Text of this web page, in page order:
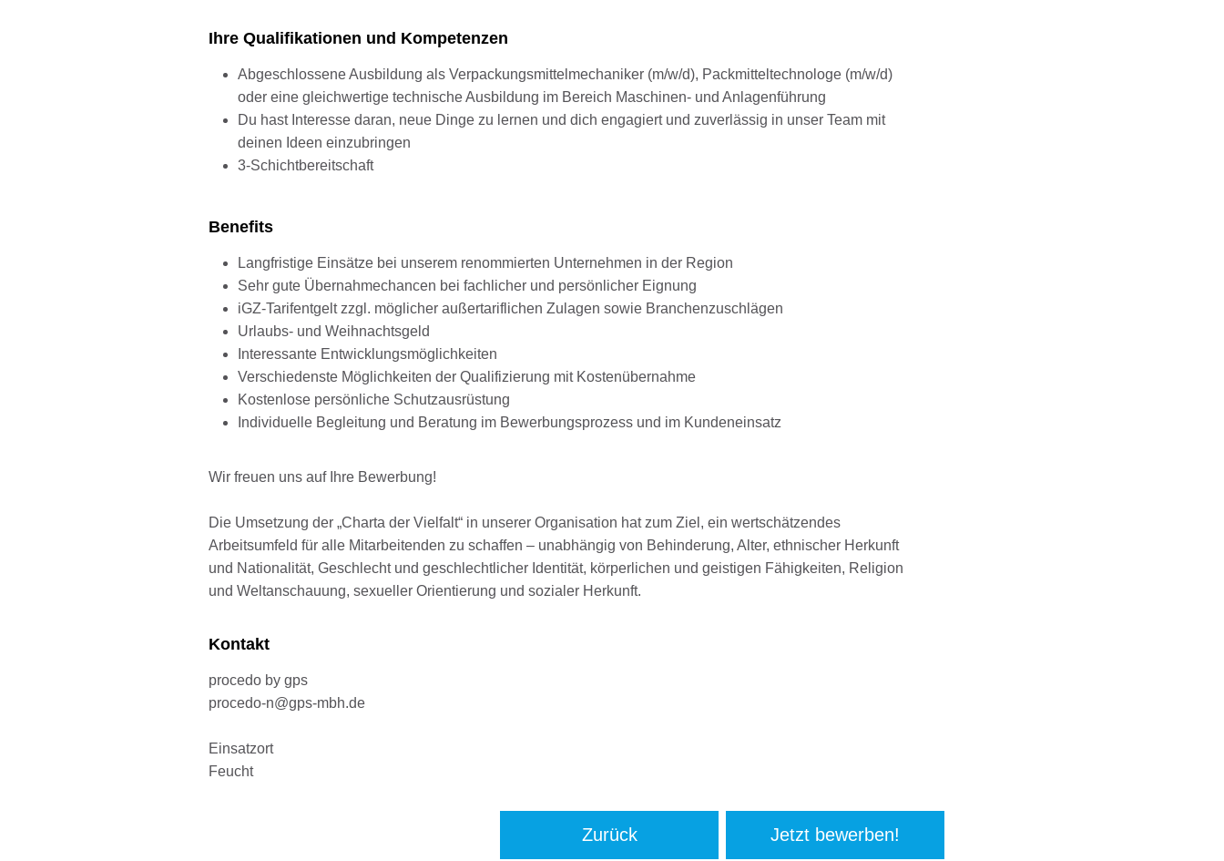
Ihre Qualifikationen und Kompetenzen
Abgeschlossene Ausbildung als Verpackungsmittelmechaniker (m/w/d), Packmitteltechnologe (m/w/d)
oder eine gleichwertige technische Ausbildung im Bereich Maschinen- und Anlagenführung
Du hast Interesse daran, neue Dinge zu lernen und dich engagiert und zuverlässig in unser Team mit
deinen Ideen einzubringen
3-Schichtbereitschaft
Benefits
Langfristige Einsätze bei unserem renommierten Unternehmen in der Region
Sehr gute Übernahmechancen bei fachlicher und persönlicher Eignung
iGZ-Tarifentgelt zzgl. möglicher außertariflichen Zulagen sowie Branchenzuschlägen
Urlaubs- und Weihnachtsgeld
Interessante Entwicklungsmöglichkeiten
Verschiedenste Möglichkeiten der Qualifizierung mit Kostenübernahme
Kostenlose persönliche Schutzausrüstung
Individuelle Begleitung und Beratung im Bewerbungsprozess und im Kundeneinsatz
Wir freuen uns auf Ihre Bewerbung!
Die Umsetzung der „Charta der Vielfalt“ in unserer Organisation hat zum Ziel, ein wertschätzendes
Arbeitsumfeld für alle Mitarbeitenden zu schaffen – unabhängig von Behinderung, Alter, ethnischer Herkunft
und Nationalität, Geschlecht und geschlechtlicher Identität, körperlichen und geistigen Fähigkeiten, Religion
und Weltanschauung, sexueller Orientierung und sozialer Herkunft.
Kontakt
procedo by gps
procedo-n@gps-mbh.de
Einsatzort
Feucht
Zurück Jetzt bewerben!